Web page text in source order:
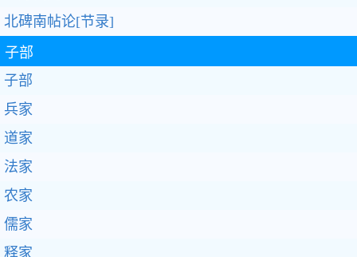
北碑南帖论[节录]
子部
子部
兵家
道家
法家
农家
儒家
释家